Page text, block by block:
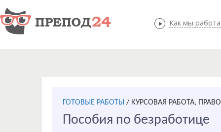
Как мы
Как мы
ГОТОВЫЕ РАБОТЫ / КУРСОВАЯ РАБОТА,
Пособия по безработице